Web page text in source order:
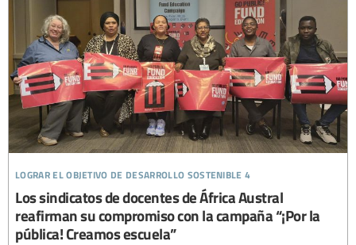
lograr el objetivo de desarrollo sostenible 4
Los sindicatos de docentes de África Austral
reafirman su compromiso con la campaña “¡Por la
pública! Creamos escuela”